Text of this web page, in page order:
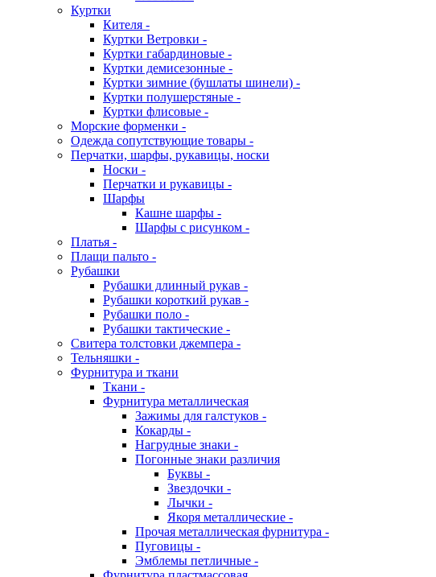
Куртки
Кителя -
Куртки Ветровки -
Куртки габардиновые -
Куртки демисезонные -
Куртки зимние (бушлаты шинели) -
Куртки полушерстяные -
Куртки флисовые -
Морские форменки -
Одежда сопутствующие товары -
Перчатки, шарфы, рукавицы, носки
Носки -
Перчатки и рукавицы -
Шарфы
Кашне шарфы -
Шарфы с рисунком -
Платья -
Плащи пальто -
Рубашки
Рубашки длинный рукав -
Рубашки короткий рукав -
Рубашки поло -
Рубашки тактические -
Свитера толстовки джемпера -
Тельняшки -
Фурнитура и ткани
Ткани -
Фурнитура металлическая
Зажимы для галстуков -
Кокарды -
Нагрудные знаки -
Погонные знаки различия
Буквы -
Звездочки -
Лычки -
Якоря металлические -
Прочая металлическая фурнитура -
Пуговицы -
Эмблемы петличные -